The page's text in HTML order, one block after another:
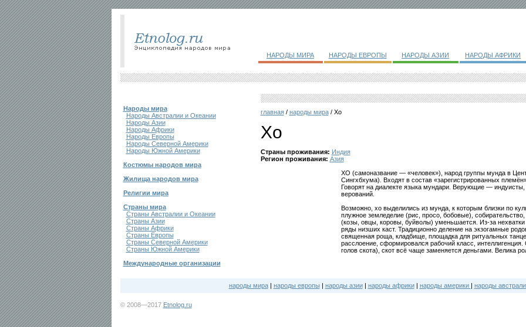
НАРОДЫ МИРА НАРОДЫ ЕВРОПЫ НАРОДЫ АЗИИ НАРОДЫ АФРИКИ
Народы мира
Народы Австралии и Океании
Народы Азии
Народы Африки
Народы Европы
Народы Северной Америки
Народы Южной Америки
Костюмы народов мира
Жилища народов мира
Религии мира
Страны мира
Страны Австралии и Океании
Страны Азии
Страны Африки
Страны Европы
Страны Северной Америки
Страны Южной Америки
Международные организации
главная/ народы мира/ Хо
Хо
Страны проживания: Индия
Регион проживания: Азия
ХО (самоназвание — «человек»), народ группы мунда в
Сингхбхума). Входят в состав «зарегистрированных
Говорят на диалекте языка мундари. Верующие — индуисты,
верований.
Возможно, хо выделились из мунда, к которым близки по
плужное земледелие (рис, просо, бобовые),
(козы, овцы, коровы, буйволы) уменьшается. Из-за
ряды низших каст. Традиционно деление на экзогамные
священная роща, кладбище, площадка для ритуальных
расслоение, сформировался рабочий класс,
голов скота), скот всё чаще заменяется деньгами. Велика
народы мира| народы европы | народы азии| народы африки| народы америки | народы
© 2008—2017 Etnolog.ru